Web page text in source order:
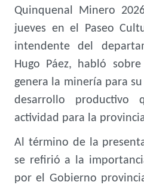
Quinquenal Minero
jueves en el Paseo
intendente del
Hugo Páez, habló
genera la minería para
desarrollo productivo
actividad para la
Al término de la
se refirió a la
por el Gobierno